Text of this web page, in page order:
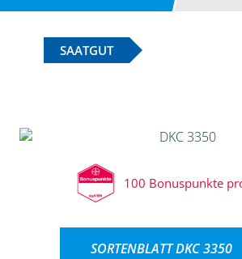
SAATGUT
100 Bonuspunkte
SORTENBLATT DKC 3350